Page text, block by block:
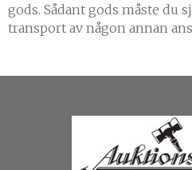
gods. Sådant gods måste du
transport av någon annan